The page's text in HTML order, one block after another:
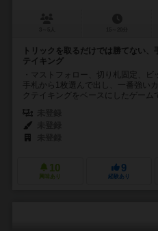
トリックを取るだけでは勝てない
テイキング
・マストフォロー、切り札固定、ビ
手札から1枚選んで出し、一番強い
クテイキングをベースにしたゲーム
10
興味あり
9
経験あり